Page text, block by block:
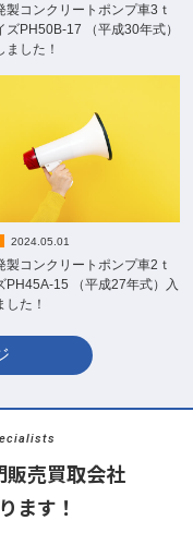
製コンクリートポンプ車3ｔ
ズPH50B-17 （平成30年式）
ました！
2024.05.01
製コンクリートポンプ車2ｔ
PH45A-15 （平成27年式）入
した！
販売買取会社
ます！